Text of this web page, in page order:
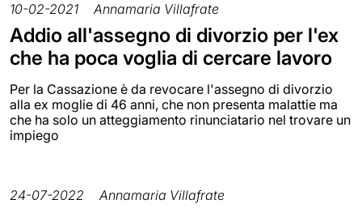
10-02-2021 Annamaria Villafrate
Addio all'assegno di divorzio per l'ex
che ha poca voglia di cercare lavoro
Per la Cassazione è da revocare l'assegno di divorzio
alla ex moglie di 46 anni, che non presenta malattie ma
che ha solo un atteggiamento rinunciatario nel trovare un
impiego
24-07-2022 Annamaria Villafrate